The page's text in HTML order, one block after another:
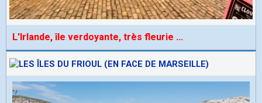
L'Irlande, île verdoyante, très fleurie ...